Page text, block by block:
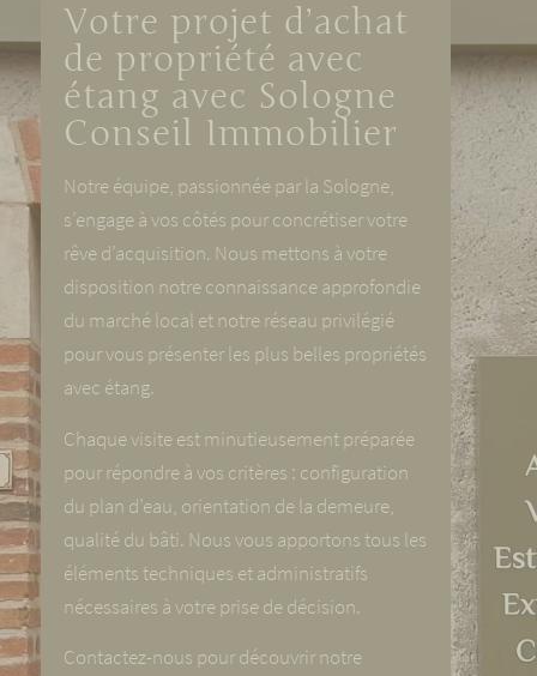
Votre projet d’achat
de propriété avec
étang avec Sologne
Conseil Immobilier
Notre équipe, passionnée par la Sologne,
s’engage à vos côtés pour concrétiser votre
rêve d’acquisition. Nous mettons à votre
disposition notre connaissance approfondie
du marché local et notre réseau privilégié
pour vous présenter les plus belles propriétés
avec étang.
Chaque visite est minutieusement préparée
pour répondre à vos critères : configuration
du plan d’eau, orientation de la demeure,
qualité du bâti. Nous vous apportons tous les
éléments techniques et administratifs
nécessaires à votre prise de décision.
Contactez-nous pour découvrir notre